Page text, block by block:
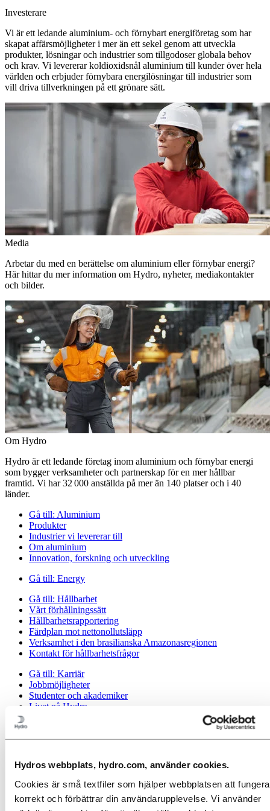
Hydros webbplats, hydro.com, använder cookies.
Cookies är små textfiler som hjälper webbplatsen att fungera
korrekt och förbättrar din användarupplevelse. Vi använder
Investerare
Vi är ett ledande aluminium- och förnybart energiföretag som har
skapat affärsmöjligheter i mer än ett sekel genom att utveckla
produkter, lösningar och industrier som tillgodoser globala behov
och krav. Vi levererar koldioxidsnål aluminium till kunder över hela
världen och erbjuder förnybara energilösningar till industrier som
vill driva tillverkningen på ett grönare sätt.
Media
Arbetar du med en berättelse om aluminium eller förnybar energi?
Här hittar du mer information om Hydro, nyheter, mediakontakter
och bilder.
Om Hydro
Hydro är ett ledande företag inom aluminium och förnybar energi
som bygger verksamheter och partnerskap för en mer hållbar
framtid. Vi har 32 000 anställda på mer än 140 platser och i 40
länder.
Gå till: Aluminium
Produkter
Industrier vi levererar till
Om aluminium
Innovation, forskning och utveckling
Gå till: Energy
Gå till: Hållbarhet
Vårt förhållningssätt
Hållbarhetsrapportering
Färdplan mot nettonollutsläpp
Verksamhet i den brasilianska Amazonasregionen
Kontakt för hållbarhetsfrågor
Gå till: Karriär
Jobbmöjligheter
Studenter och akademiker
Livet på Hydro
Rekryteringsresa
Gå till:Investerare
Gå till:Media
Mediakontakter